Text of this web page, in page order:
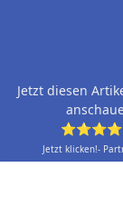
Jetzt diesen
Jetzt klicken!-